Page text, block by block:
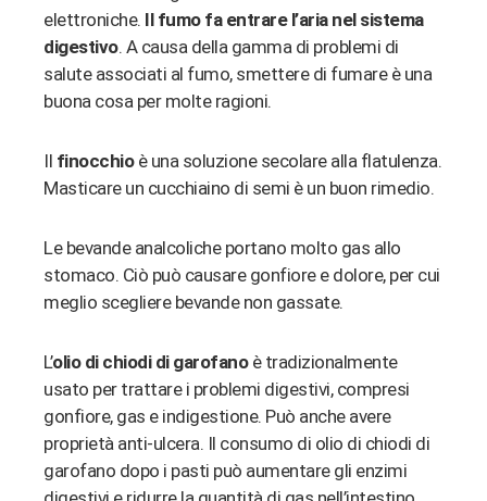
elettroniche. Il fumo fa entrare l’aria nel sistema
digestivo. A causa della gamma di problemi di
salute associati al fumo, smettere di fumare è una
buona cosa per molte ragioni.
Il finocchioè una soluzione secolare alla flatulenza.
Masticare un cucchiaino di semi è un buon rimedio.
Le bevande analcoliche portano molto gas allo
stomaco. Ciò può causare gonfiore e dolore, per cui
meglio scegliere bevande non gassate.
L’olio di chiodi di garofanoè tradizionalmente
usato per trattare i problemi digestivi, compresi
gonfiore, gas e indigestione. Può anche avere
proprietà anti-ulcera. Il consumo di olio di chiodi di
garofano dopo i pasti può aumentare gli enzimi